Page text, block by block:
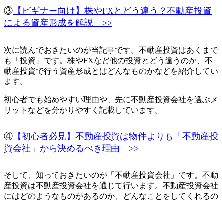
③ 【ビギナー向け】株やFXとどう違う？不動産投資
による資産形成を解説 >>
次に読んでおきたいのが当記事です。不動産投資はあくまで
も「投資」です。株やFXなど他の投資とどう違うのか、不
動産投資で行う資産形成とはどんなものかなどを紹介してい
ます。
初心者でも始めやすい理由や、先に不動産投資会社を選ぶメ
リットなどを分かりやすく記載しています。
④ 【初心者必見】不動産投資は物件よりも「不動産投
資会社」から決めるべき理由 >>
そして、知っておきたいのが「不動産投資会社」です。不動
産投資は不動産投資会社を通じて行います。不動産投資会社
にはどのようなものがあるのか、どんなことをしてくれるの